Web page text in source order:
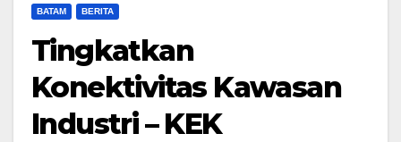
BATAM BERITA
Tingkatkan
Konektivitas Kawasan
Industri – KEK